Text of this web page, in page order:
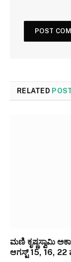
RELATED
ಮಣಿ ಕೃಷ್ಣಸ್ವಾಮಿ
ಆಗಸ್ಟ್ 15, 16, 22